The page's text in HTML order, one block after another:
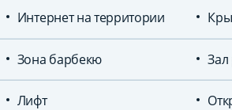
Интернет на территории
Зона барбекю
Лифт